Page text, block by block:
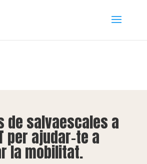
de salvaescales a
per ajudar-te a
la mobilitat.